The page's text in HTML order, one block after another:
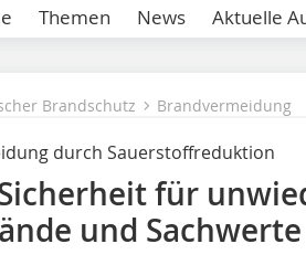
Themen News Aktuelle
Brandschutz Brandvermeidung
durch Sauerstoffreduktion
für
und Sachwerte